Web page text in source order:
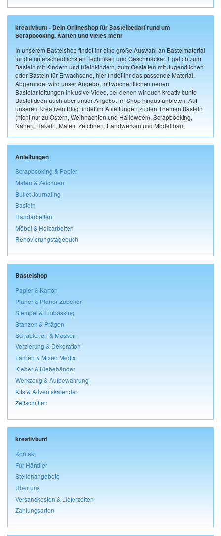
kreativbunt - Dein Onlineshop für Bastelbedarf rund um
Scrapbooking, Karten und vieles mehr
In unserem Bastelshop findet ihr eine große Auswahl an Bastelmaterial
für die unterschiedlichsten Techniken und Geschmäcker. Egal ob zum
Basteln mit Kindern und Kleinkindern, zum Gestalten mit Jugendlichen
oder Basteln für Erwachsene, hier findet ihr das passende Material.
Abgerundet wird unser Angebot mit wöchentlichen neuen
Bastelanleitungen inklusive Video, bei denen wir euch kreativ bunte
Bastelideen auch über unser Angebot im Shop hinaus anbieten. Auf
unserem kreativen Blog findet ihr Anleitungen zu den Themen Basteln
(nicht nur zu Ostern, Weihnachten und Halloween), Scrapbooking,
Nähen, Häkeln, Malen, Zeichnen, Handwerken und Modellbau.
Anleitungen
Scrapbooking & Papier
Malen & Zeichnen
Bullet Journaling
Basteln
Handarbeiten
Möbel & Holzarbeiten
Renovierungstagebuch
Bastelshop
Papier & Karton
Planer & Planer-Zubehör
Stempel & Embossing
Stanzen & Prägen
Schablonen & Masken
Verzierung & Dekoration
Farben & Mixed Media
Kleber & Klebebänder
Werkzeug & Aufbewahrung
Kits & Adventskalender
Zeitschriften
kreativbunt
Kontakt
Für Händler
Stellenangebote
Über uns
Versandkosten & Lieferzeiten
Zahlungsarten